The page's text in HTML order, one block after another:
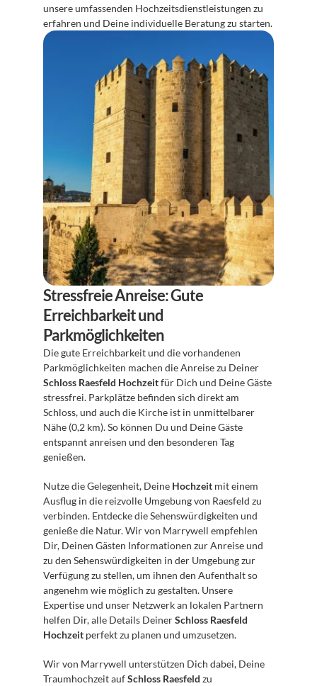
unsere umfassenden Hochzeitsdienstleistungen zu
erfahren und Deine individuelle Beratung zu starten.
Stressfreie Anreise: Gute
Erreichbarkeit und
Parkmöglichkeiten
Die gute Erreichbarkeit und die vorhandenen
Schloss Raesfeld Hochzeit für Dich und Deine Gäste
stressfrei. Parkplätze befinden sich direkt am
Schloss, und auch die Kirche ist in unmittelbarer
Nähe (0,2 km). So können Du und Deine Gäste
entspannt anreisen und den besonderen Tag
genießen.
Nutze die Gelegenheit, Deine Hochzeit mit einem
Ausflug in die reizvolle Umgebung von Raesfeld zu
verbinden. Entdecke die Sehenswürdigkeiten und
genieße die Natur. Wir von Marrywell empfehlen
Dir, Deinen Gästen Informationen zur Anreise und
zu den Sehenswürdigkeiten in der Umgebung zur
Verfügung zu stellen, um ihnen den Aufenthalt so
angenehm wie möglich zu gestalten. Unsere
Expertise und unser Netzwerk an lokalen Partnern
helfen Dir, alle Details Deiner Schloss Raesfeld
Hochzeit perfekt zu planen und umzusetzen.
Wir von Marrywell unterstützen Dich dabei, Deine
Traumhochzeit auf Schloss Raesfeld zu